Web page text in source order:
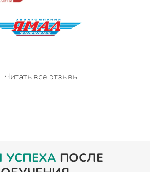
Читать все отзывы
УСПЕХА ПОСЛЕ